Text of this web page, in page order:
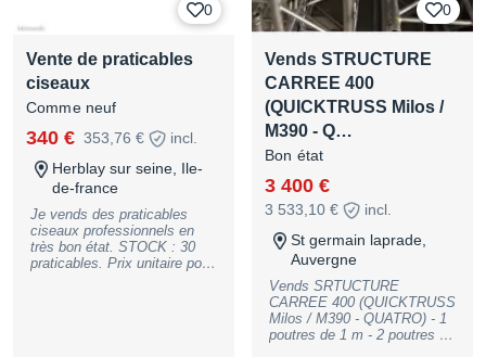
0
Vente de praticables
ciseaux
Comme neuf
340 € 353,76 €
incl.
Herblay sur seine, Ile-
de-france
Je vends des praticables
ciseaux professionnels en
très bon état. STOCK : 30
praticables. Prix unitaire pour
0
Vends STRUCTURE
CARREE 400
(QUICKTRUSS Milos /
M390 - Q…
Bon état
3 400 €
3 533,10 €
incl.
St germain laprade,
Auvergne
Vends SRTUCTURE
CARREE 400 (QUICKTRUSS
Milos / M390 - QUATRO) - 1
poutres de 1 m - 2 poutres de